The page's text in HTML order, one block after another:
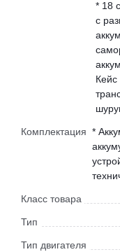
* 18
с
Кейс
Комплектация *
Класс товара
Тип
Тип двигателя